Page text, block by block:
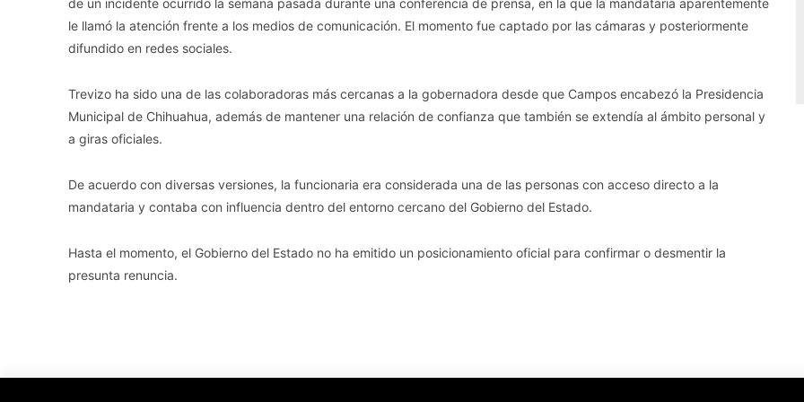
de un incidente ocurrido la semana pasada durante una conferencia de prensa, en la que la mandataria aparentemente
le llamó la atención frente a los medios de comunicación. El momento fue captado por las cámaras y posteriormente
difundido en redes sociales.
Trevizo ha sido una de las colaboradoras más cercanas a la gobernadora desde que Campos encabezó la Presidencia
Municipal de Chihuahua, además de mantener una relación de confianza que también se extendía al ámbito personal y
a giras oficiales.
De acuerdo con diversas versiones, la funcionaria era considerada una de las personas con acceso directo a la
mandataria y contaba con influencia dentro del entorno cercano del Gobierno del Estado.
Hasta el momento, el Gobierno del Estado no ha emitido un posicionamiento oficial para confirmar o desmentir la
presunta renuncia.